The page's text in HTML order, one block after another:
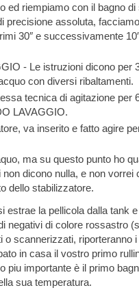
ed riempiamo con il bagno
precisione assoluta,
30″ e successivamente
- Le istruzioni dicono per
con diversi ribaltamenti.
tecnica di agitazione per
LAVAGGIO.
va inserito e fatto agire
ma su questo punto ho
dicono nulla, e non
dello stabilizzatore.
estrae la pellicola dalla tank
negativi di colore rossastro
o scannerizzati, riporteranno
in casa il vostro primo
piu importante è il primo
sua temperatura.